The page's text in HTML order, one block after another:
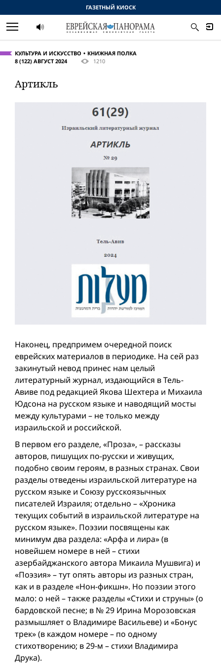
КУЛЬТУРА И ИСКУССТВО
КНИЖНАЯ ПОЛКА
8 (122) АВГУСТ 2024
1210
Артикль
Наконец, предпримем очередной поиск
еврейских материалов в периодике. На сей раз
закинутый невод принес нам целый
литературный журнал, издающийся в Тель-
Авиве под редакцией Якова Шехтера и Михаила
Юдсона на русском языке и наводящий мосты
между культурами – не только между
израильской и российской.
В первом его разделе, «Проза», – рассказы
авторов, пишущих по-русски и живущих,
подобно своим героям, в разных странах. Свои
разделы отведены израильской литературе на
русском языке и Союзу русскоязычных
писателей Израиля; отдельно – «Хроника
текущих событий в израильской литературе на
русском языке». Поэзии посвящены как
минимум два раздела: «Арфа и лира» (в
новейшем номере в ней – стихи
азербайджанского автора Микаила Мушвига) и
«Поэзия» – тут опять авторы из разных стран,
как и в разделе «Нон-фикшн». Но поэзии этого
мало: о ней – также разделы «Стихи и струны» (о
бардовской песне; в № 29 Ирина Морозовская
размышляет о Владимире Васильеве) и «Бонус
трек» (в каждом номере – по одному
стихотворению; в 29-м – стихи Владимира
Друка).
ГАЗЕТНЫЙ КИОСК